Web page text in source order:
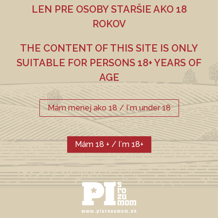
Kúpiť online
AKTUÁLNE
PORTFÓLIO
LEN PRE OSOBY STARŠIE AKO 18
ROKOV
THE CONTENT OF THIS SITE IS ONLY
SUITABLE FOR PERSONS 18+ YEARS OF
AGE
Mám menej ako 18 / I`m under 18
Mám 18 + / I`m 18+
PŠENIČNÉ PIVO
Weizenbraumalz
CHMEĽ
ALKOHOL
4,7 %
FARBA EBC
12